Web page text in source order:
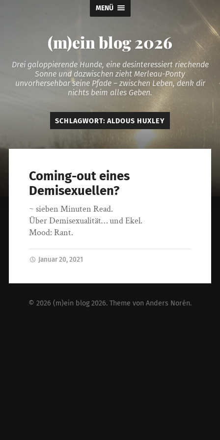
MENÜ
(m)ein blog 2026
Drei galoppierende Hunde, eine desinteressiert riechende
Sonne und dazwischen zieht Merleau-Ponty
unvorhersehbar seine Pfade – zwischen Leben, denk dir
nichts beim alles Geben.
SCHLAGWORT: ALDOUS HUXLEY
Coming-out eines
Demisexuellen?
~ sieben Minuten Read.
Über Demisexualität… und Ekel.
Mood: Rant.
Januar 20, 2021
© 2026 (m)ein blog 2026. Theme von Anders Norén.